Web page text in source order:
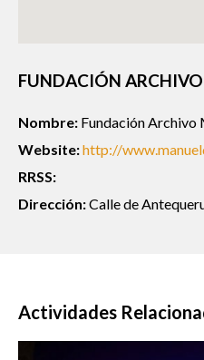
FUNDACIÓN
Nombre: Fundación Archivo
Website:http://
RRSS:
Dirección:Calle de
Actividades